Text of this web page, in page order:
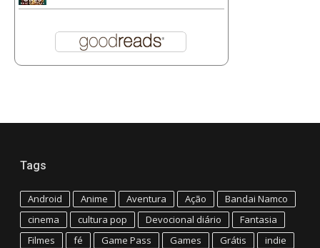
Tags
Android Anime Aventura Ação
Bandai Namco
cinema
cultura pop Devocional diário
Fantasia
Filmes
fé Game Pass Games Grátis
indie